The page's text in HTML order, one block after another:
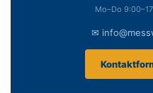
Mo–Do
✉